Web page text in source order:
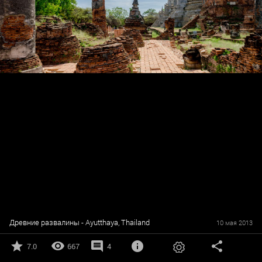
Древние развалины - Ayutthaya, Thailand 10 мая 2013
7.0 667 4